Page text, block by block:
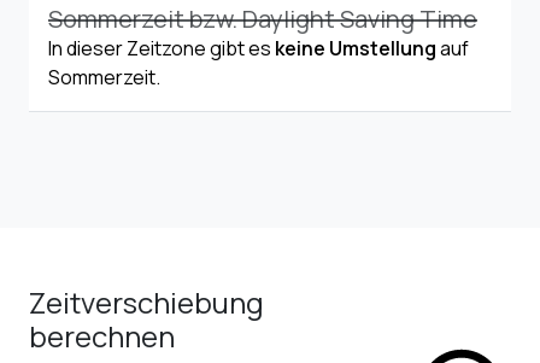
Sommerzeit bzw. Daylight Saving Time
In dieser Zeitzone gibt es keine Umstellungauf
Sommerzeit.
Zeitverschiebung
berechnen